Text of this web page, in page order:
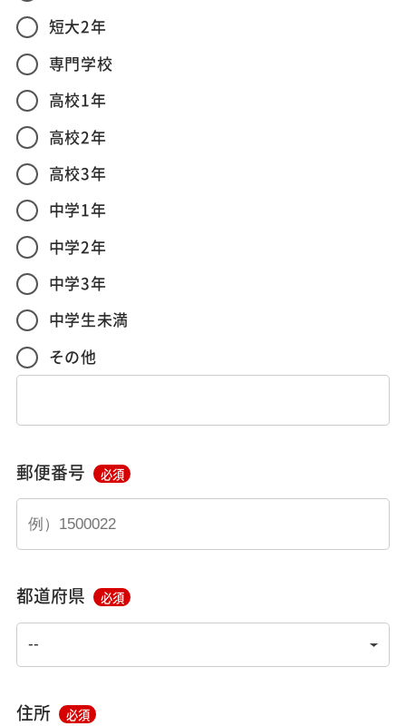
短大2年
専門学校
高校1年
高校2年
高校3年
中学1年
中学2年
中学3年
中学生未満
その他
郵便番号 必須
都道府県 必須
住所 必須